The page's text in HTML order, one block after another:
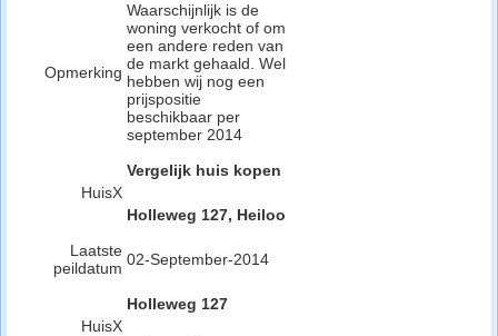
Opmerking
Waarschijnlijk is de
woning verkocht of om
een andere reden van
de markt gehaald. Wel
hebben wij nog een
prijspositie
beschikbaar per
september 2014
HuisX
Vergelijk huis kopen
Holleweg 127, Heiloo
Laatste
peildatum 02-September-2014
HuisX
Holleweg 127